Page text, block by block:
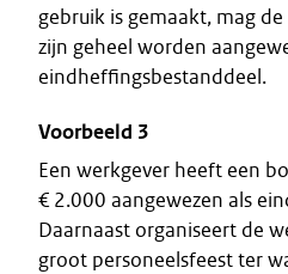
gebruik is gemaakt, mag
zijn geheel worden
eindheffingsbestanddeel.
Voorbeeld 3
Een werkgever heeft een
€ 2.000 aangewezen als
Daarnaast organiseert de
groot personeelsfeest ter